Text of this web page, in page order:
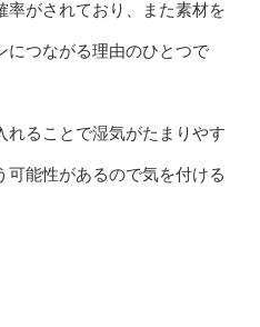
率がされており、また素材を
につながる理由のひとつで
れることで湿気がたまりやす
可能性があるので気を付ける